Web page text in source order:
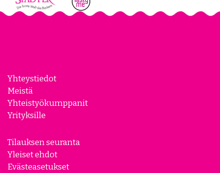
Yhteystiedot
Meistä
Yhteistyökumppanit
Yrityksille
Tilauksen seuranta
Yleiset ehdot
Evästeasetukset